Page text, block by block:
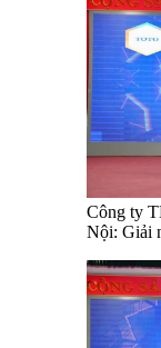
Công ty
Nội: Giải